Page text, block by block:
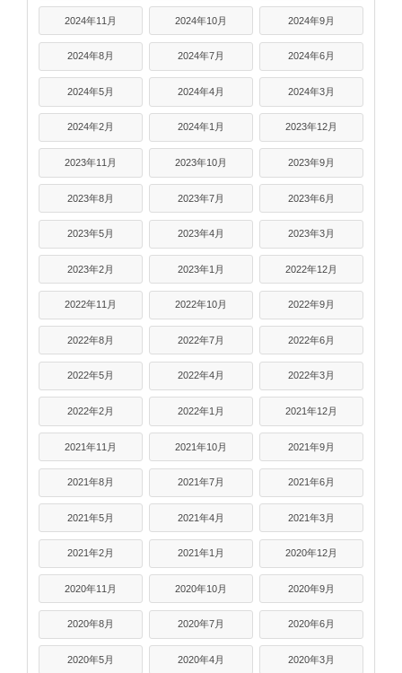
2024年11月 2024年10月 2024年9月
2024年8月 2024年7月 2024年6月
2024年5月 2024年4月 2024年3月
2024年2月 2024年1月 2023年12月
2023年11月 2023年10月 2023年9月
2023年8月 2023年7月 2023年6月
2023年5月 2023年4月 2023年3月
2023年2月 2023年1月 2022年12月
2022年11月 2022年10月 2022年9月
2022年8月 2022年7月 2022年6月
2022年5月 2022年4月 2022年3月
2022年2月 2022年1月 2021年12月
2021年11月 2021年10月 2021年9月
2021年8月 2021年7月 2021年6月
2021年5月 2021年4月 2021年3月
2021年2月 2021年1月 2020年12月
2020年11月 2020年10月 2020年9月
2020年8月 2020年7月 2020年6月
2020年5月 2020年4月 2020年3月